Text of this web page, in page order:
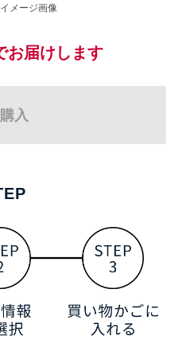
メージ画像
お届けします
入